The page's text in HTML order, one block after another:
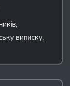
виписку.